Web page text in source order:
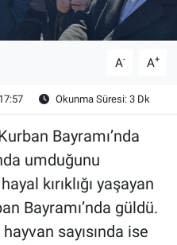
A- A+
Okunma Süresi: 3 Dk
Bayramı’nda
umduğunu
kırıklığı yaşayan
Bayramı’nda güldü.
sayısında ise